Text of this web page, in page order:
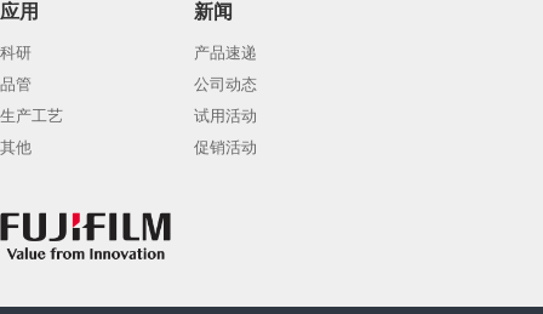
应用
科研
品管
生产工艺
其他
新闻
产品速递
公司动态
试用活动
促销活动